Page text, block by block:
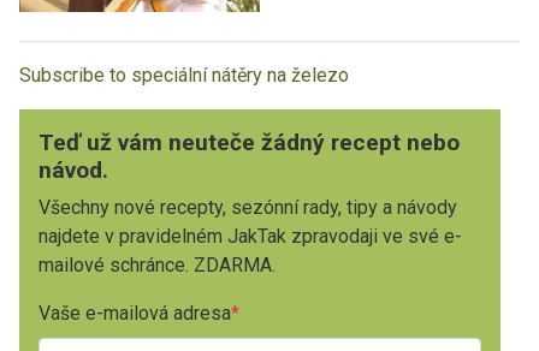
Subscribe to speciální nátěry na železo
Teď už vám neuteče žádný recept nebo
návod.
Všechny nové recepty, sezónní rady, tipy a návody
najdete v pravidelném JakTak zpravodaji ve své e-
mailové schránce. ZDARMA.
Vaše e-mailová adresa